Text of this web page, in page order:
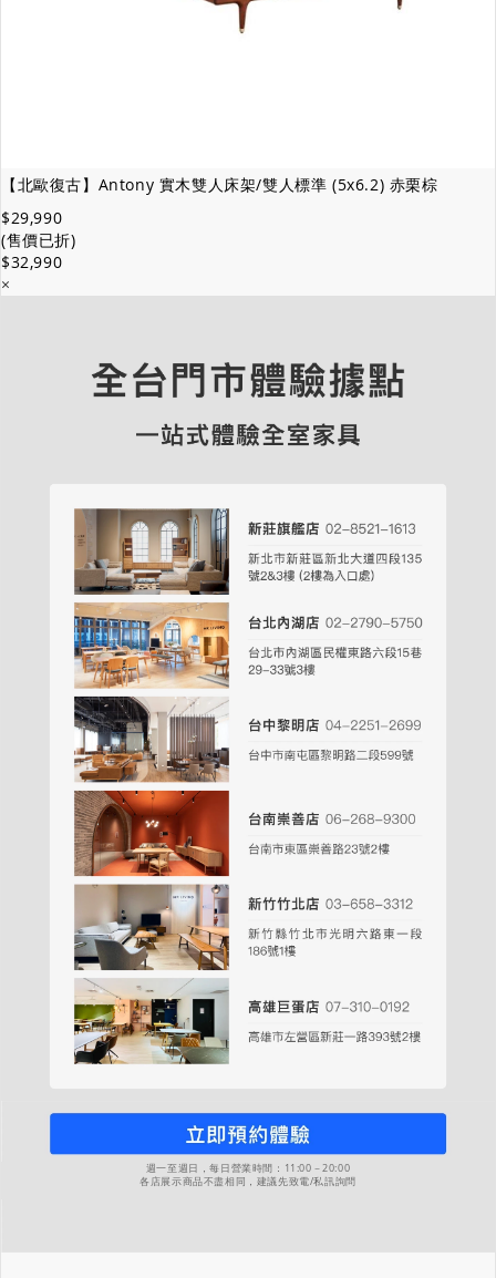
【北歐復古】Antony 實木雙人床架/雙人標準 (5x6.2) 赤栗棕
$29,990
(售價已折)
$32,990
×
週一至週日，每日營業時間：11:00－20:00
各店展示商品不盡相同，建議先致電/私訊詢問